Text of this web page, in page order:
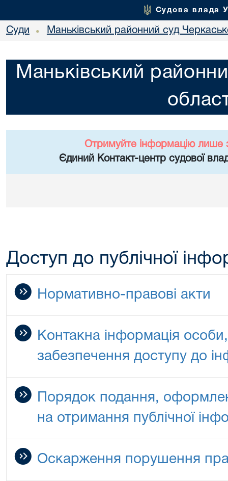
Судова влада
Суди • Маньківський районний суд
Маньківський
Отримуйте інформацію лише
Єдиний Контакт-центр судової
Доступ до публічної
Нормативно-правові акти
Контакна інформація особи,
забезпечення доступу до
Порядок подання,
на отримання публічної
Оскарження порушення